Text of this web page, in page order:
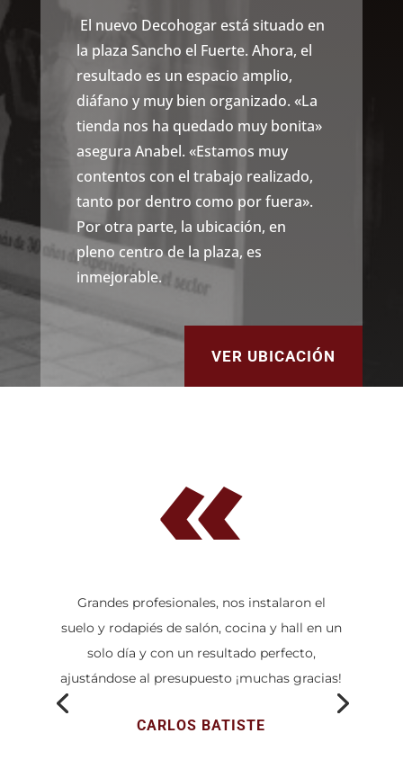
El nuevo Decohogar está situado en
la plaza Sancho el Fuerte. Ahora, el
resultado es un espacio amplio,
diáfano y muy bien organizado. «La
tienda nos ha quedado muy bonita»
asegura Anabel. «Estamos muy
contentos con el trabajo realizado,
tanto por dentro como por fuera».
Por otra parte, la ubicación, en
pleno centro de la plaza, es
inmejorable.
VER UBICACIÓN
«
Grandes profesionales, nos instalaron el
suelo y rodapiés de salón, cocina y hall en un
solo día y con un resultado perfecto,
ajustándose al presupuesto ¡muchas gracias!
CARLOS BATISTE